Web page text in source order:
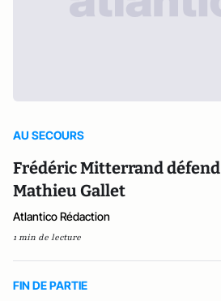
AU SECOURS
Frédéric Mitterrand défend
Mathieu Gallet
Atlantico Rédaction
1 min de lecture
FIN DE PARTIE